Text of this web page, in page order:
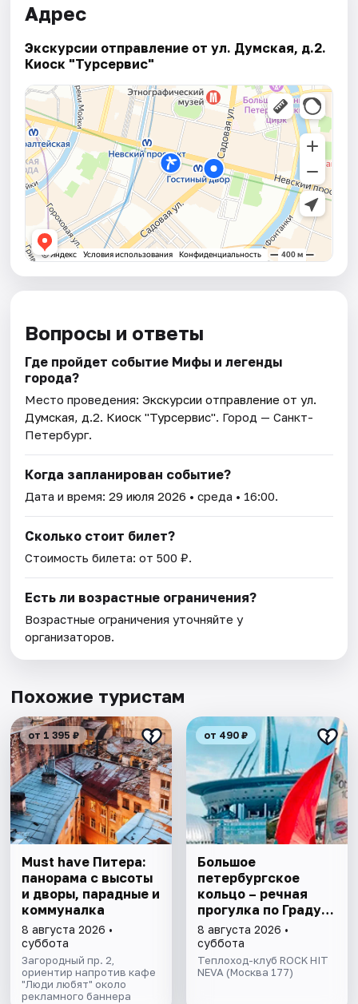
Адрес
Экскурсии отправление от ул. Думская, д.2.
Киоск "Турсервис"
Вопросы и ответы
Где пройдет событие Мифы и легенды
города?
Место проведения:Экскурсии отправление от ул.
Думская, д.2. Киоск "Турсервис". Город — Санкт-
Петербург.
Когда запланирован событие?
Дата и время:29 июля 2026 • среда • 16:00.
Сколько стоит билет?
Стоимость билета: от 500 ₽.
Есть ли возрастные ограничения?
Возрастные ограничения уточняйте у
организаторов.
Похожие туристам
от 1 395 ₽
Must have Питера:
панорама с высоты
и дворы, парадные и
коммуналка
8 августа 2026 •
суббота
Загородный пр. 2,
ориентир напротив кафе
"Люди любят" около
рекламного баннера
от 490 ₽
Большое
петербургское
кольцо – речная
прогулка пo Граду
на Неве с
авторской
экскурсией и живой
музыкой в тёплом
8 августа 2026 •
суббота
Теплоход-клуб ROCK HIT
NEVA (Москва 177)